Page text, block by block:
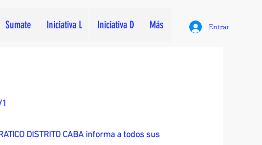
Sumate Iniciativa L Iniciativa D Más Entrar
DISTRITO CABA informa a todos sus